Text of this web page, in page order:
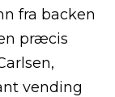
fra backen
præcis
vending